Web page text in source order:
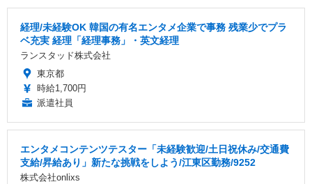
経理/未経験OK 韓国の有名エンタメ企業で事務 残業少でプラ
ベ充実 経理「経理事務」・英文経理
ランスタッド株式会社
東京都
時給1,700円
派遣社員
エンタメコンテンツテスター「未経験歓迎/土日祝休み/交通費
支給/昇給あり」新たな挑戦をしよう/江東区勤務/9252
株式会社onlixs